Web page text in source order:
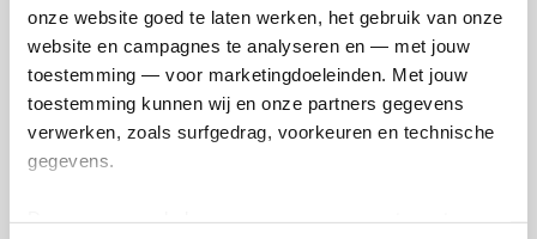
onze website goed te laten werken, het gebruik van onze
website en campagnes te analyseren en — met jouw
toestemming — voor marketingdoeleinden. Met jouw
toestemming kunnen wij en onze partners gegevens
verwerken, zoals surfgedrag, voorkeuren en technische
gegevens.